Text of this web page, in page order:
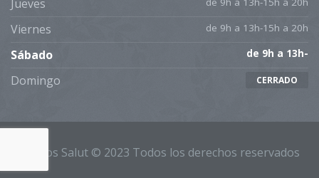
Jueves
Viernes de 9h a 13h-15h a 20h
Sábado de 9h a 13h-
Domingo CERRADO
Kronos Salut © 2023 Todos los derechos reservados